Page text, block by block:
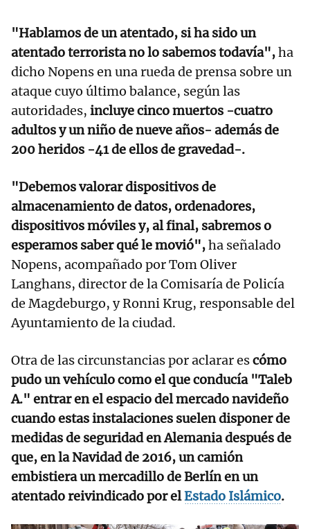
"Hablamos de un atentado, si ha sido un
atentado terrorista no lo sabemos todavía",ha
dicho Nopens en una rueda de prensa sobre un
ataque cuyo último balance, según las
autoridades, incluye cinco muertos -cuatro
adultos y un niño de nueve años- además de
200 heridos -41 de ellos de gravedad-.
"Debemos valorar dispositivos de
almacenamiento de datos, ordenadores,
dispositivos móviles y, al final, sabremos o
esperamos saber qué le movió",ha señalado
Nopens, acompañado por Tom Oliver
Langhans, director de la Comisaría de Policía
de Magdeburgo, y Ronni Krug, responsable del
Ayuntamiento de la ciudad.
Otra de las circunstancias por aclarar escómo
pudo un vehículo como el que conducía "Taleb
A." entrar en el espacio del mercado navideño
cuando estas instalaciones suelen disponer de
medidas de seguridad en Alemania después de
que, en la Navidad de 2016, un camión
embistiera un mercadillo de Berlín en un
atentado reivindicado por elEstado Islámico.